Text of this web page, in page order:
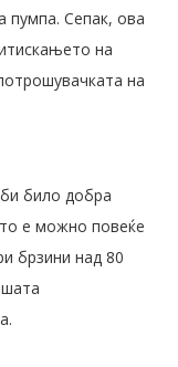
пумпа. Сепак, ова
на
на
било добра
е можно повеќе
брзини над 80